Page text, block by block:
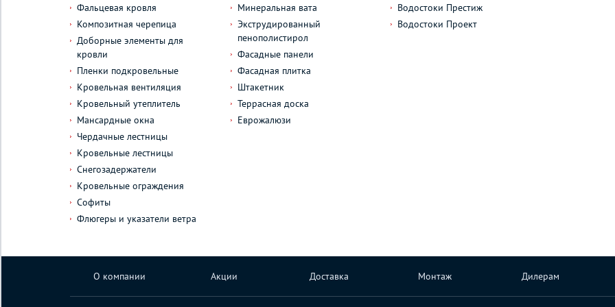
Фальцевая кровля
Композитная черепица
Доборные элементы для
кровли
Пленки подкровельные
Кровельная вентиляция
Кровельный утеплитель
Мансардные окна
Чердачные лестницы
Кровельные лестницы
Снегозадержатели
Кровельные ограждения
Софиты
Флюгеры и указатели ветра
Минеральная вата
Экструдированный
пенополистирол
Фасадные панели
Фасадная плитка
Штакетник
Террасная доска
Еврожалюзи
Водостоки Престиж
Водостоки Проект
О компании Акции Доставка Монтаж Дилерам